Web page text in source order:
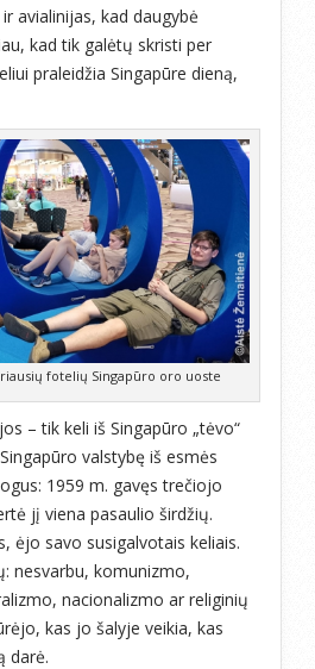
avialinijas, kad daugybė
kad tik galėtų skristi per
praleidžia Singapūre dieną,
fotelių Singapūro oro uoste
– tik keli iš Singapūro „tėvo“
valstybę iš esmės
1959 m. gavęs trečiojo
jį viena pasaulio širdžių.
ėjo savo susigalvotais keliais.
nesvarbu, komunizmo,
nacionalizmo ar religinių
kas jo šalyje veikia, kas
darė.